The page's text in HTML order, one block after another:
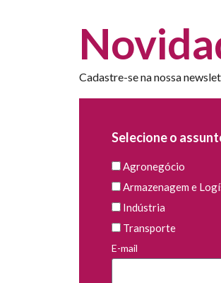
Cadastre-se na nossa
Selecione o
Agronegócio
Armazenagem e
Indústria
Transporte
E-mail